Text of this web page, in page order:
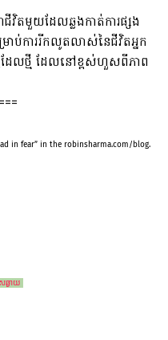
តមួយដែល​ឆ្លងកាត់ការផ្សង
ាប់ការរីកលូតលាស់​នៃជីវិតអ្នក
ដែលថ្មី ដែលនៅខ្ពស់ហួស​ពីភាព
in fear” in the robinsharma.com/blog.
ឆ្ងាយ